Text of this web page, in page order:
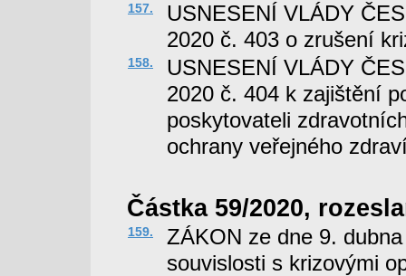
157.
USNESENÍ VLÁDY
2020 č. 403 o zrušení
158.
USNESENÍ VLÁDY
2020 č. 404 k zajištění
poskytovateli
ochrany veřejného
Částka 59/2020,
159.
ZÁKON ze dne 9.
souvislosti s krizovými